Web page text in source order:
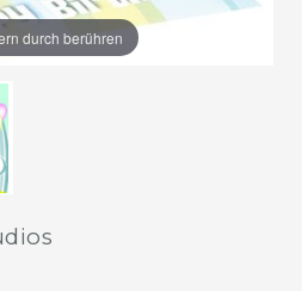
durch berühren